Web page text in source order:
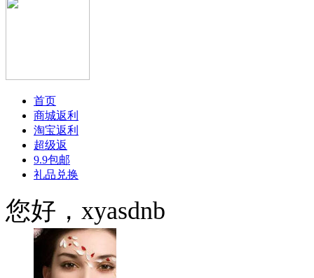
首页
商城返利
淘宝返利
超级返
9.9包邮
礼品兑换
您好，xyasdnb